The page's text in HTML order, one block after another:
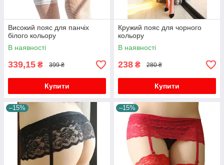
Високий пояс для панчіх
білого кольору
В наявності
339,15 ₴ 399 ₴
Купити
Кружий пояс для чорного
кольору
В наявності
238 ₴ 280 ₴
Купити
–15% –15%